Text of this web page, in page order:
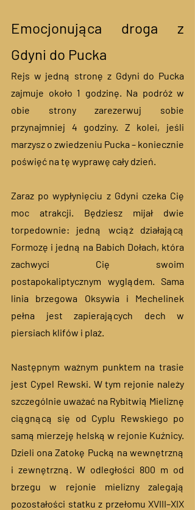
Emocjonująca droga z
Gdyni do Pucka
Rejs w jedną stronę z Gdyni do Pucka
zajmuje około 1 godzinę. Na podróż w
obie strony zarezerwuj sobie
przynajmniej 4 godziny. Z kolei, jeśli
marzysz o zwiedzeniu Pucka – koniecznie
poświęć na tę wyprawę cały dzień.
Zaraz po wypłynięciu z Gdyni czeka Cię
moc atrakcji. Będziesz mijał dwie
torpedownie: jedną wciąż działającą
Formozę i jedną na Babich Dołach, która
zachwyci Cię swoim
postapokaliptycznym wyglądem. Sama
linia brzegowa Oksywia i Mechelinek
pełna jest zapierających dech w
piersiach klifów i plaż.
Następnym ważnym punktem na trasie
jest Cypel Rewski. W tym rejonie należy
szczególnie uważać na Rybitwią Mieliznę
ciągnącą się od Cyplu Rewskiego po
samą mierzeję helską w rejonie Kuźnicy.
Dzieli ona Zatokę Pucką na wewnętrzną
i zewnętrzną. W odległości 800 m od
brzegu w rejonie mielizny zalegają
pozostałości statku z przełomu XVIII–XIX